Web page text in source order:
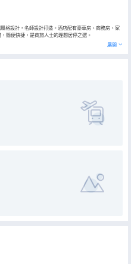
格設計，名師設計打造。酒店配有豪華房、商務房、家
簡便快捷，是商旅人士的理想居停之選。
精美自助早餐廳，會議室，健身房，自助洗衣房，大型停
展開